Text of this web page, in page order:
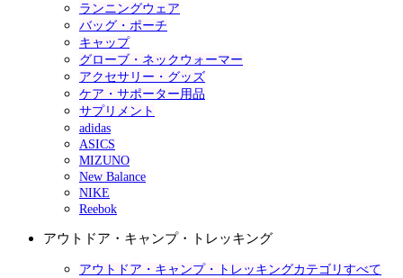
ランニングウェア
バッグ・ポーチ
キャップ
グローブ・ネックウォーマー
アクセサリー・グッズ
ケア・サポーター用品
サプリメント
adidas
ASICS
MIZUNO
New Balance
NIKE
Reebok
アウトドア・キャンプ・トレッキング
アウトドア・キャンプ・トレッキングカテゴリすべて